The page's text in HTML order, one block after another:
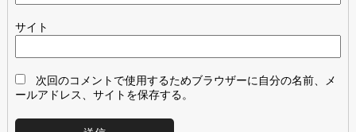
サイト
次回のコメントで使用するためブラウザーに自分の名前、メ
ールアドレス、サイトを保存する。